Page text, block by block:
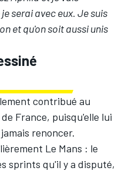
serai avec eux. Je suis
et qu'on soit aussi unis
contribué au
France, puisqu'elle lui
renoncer.
Le Mans : le
sprints qu'il y a disputé,